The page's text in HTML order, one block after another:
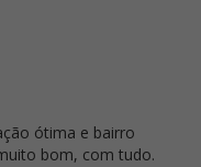
ótima e bairro
bom, com tudo.